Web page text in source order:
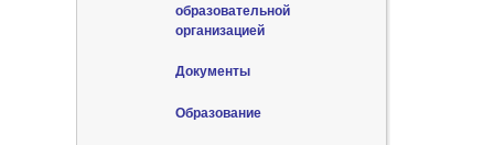
образовательной
организацией
Документы
Образование